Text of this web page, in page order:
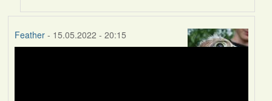
Feather- 15.05.2022 - 20:15